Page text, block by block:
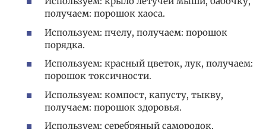
получаем: порошок хаоса.
Используем: пчелу, получаем: порошок
порядка.
Используем: красный цветок, лук, получаем:
порошок токсичности.
Используем: компост, капусту, тыкву,
получаем: порошок здоровья.
Используем: серебряный самородок,